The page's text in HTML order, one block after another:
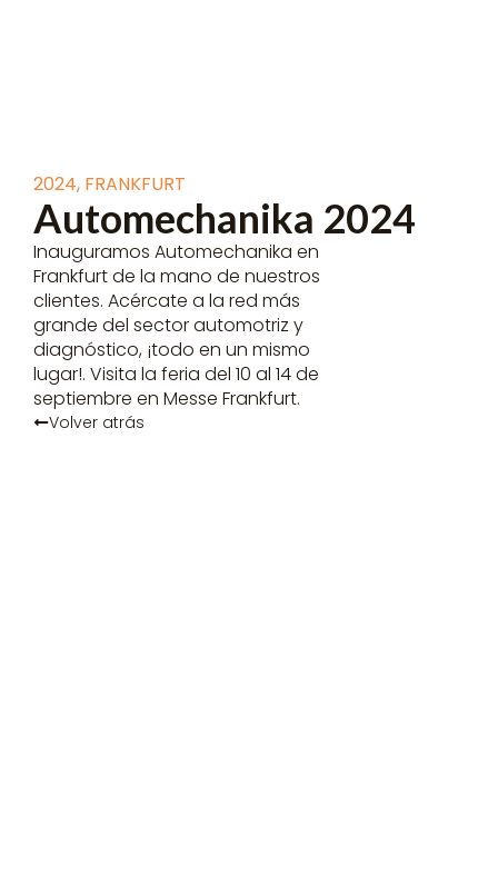
2024, FRANKFURT
Automechanika 2024
Inauguramos Automechanika en
Frankfurt de la mano de nuestros
clientes. Acércate a la red más
grande del sector automotriz y
diagnóstico, ¡todo en un mismo
lugar!. Visita la feria del 10 al 14 de
septiembre en Messe Frankfurt.
Volver atrás